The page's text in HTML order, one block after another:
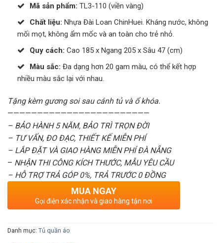
Mã sản phẩm: TL3-110 (viền vàng)
Chất liệu: Nhựa Đài Loan ChinHuei. Kháng nước, không
mối mọt, không ẩm mốc và an toàn cho trẻ nhỏ.
Quy cách: Cao 185 x Ngang 205 x Sâu 47 (cm)
Màu sắc: Đa dạng hơn 20 gam màu, có thể kết hợp
nhiều màu sắc lại với nhau.
Tặng kèm gương soi sau cánh tủ và ổ khóa.
————————————————————————
– BẢO HÀNH 5 NĂM, BẢO TRÌ TRỌN ĐỜI
– TƯ VẤN, ĐO ĐẠC, THIẾT KẾ MIỄN PHÍ
– LẮP ĐẶT VÀ GIAO HÀNG MIỄN PHÍ ĐÀ NẴNG
– NHẬN THI CÔNG KÍCH THƯỚC, MẪU YÊU CẦU
– HỖ TRỢ TRẢ GÓP 0%, TRẢ TRƯỚC 0 ĐỒNG
MUA NGAY
Gọi điện xác nhận và giao hàng tận nơi
Danh mục: Tủ quần áo